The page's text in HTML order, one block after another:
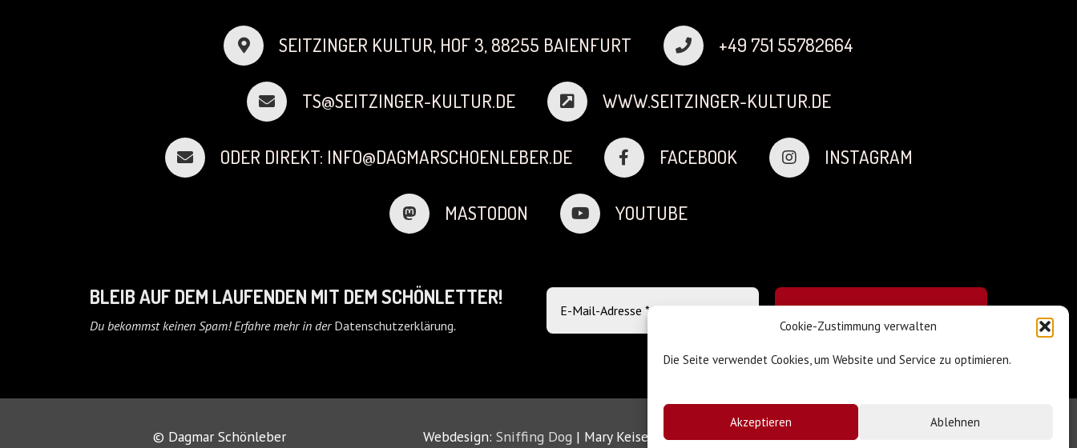
Cookie-Zustimmung verwalten
Die Seite verwendet Cookies, um Website und Service zu optimieren.
Akzeptieren Ablehnen
SEITZINGER KULTUR, HOF 3, 88255 BAIENFURT +49 751 55782664
TS@SEITZINGER-KULTUR.DE WWW.SEITZINGER-KULTUR.DE
ODER DIREKT: INFO@DAGMARSCHOENLEBER.DE FACEBOOK INSTAGRAM
MASTODON YOUTUBE
BLEIB AUF DEM LAUFENDEN MIT DEM SCHÖNLETTER!
Du bekommst keinen Spam! Erfahre mehr in der Datenschutzerklärung.
© Dagmar Schönleber Webdesign:Sniffing Dog | Mary Keiser Impressum & Datenschutz